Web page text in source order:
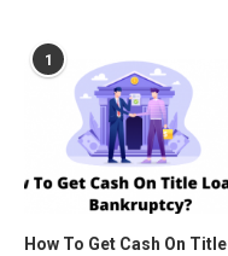
1
How To Get Cash On Title